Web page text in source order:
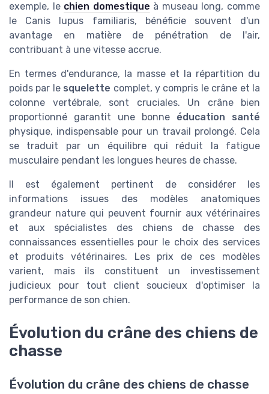
exemple, le chien domestique à museau long, comme
le Canis lupus familiaris, bénéficie souvent d'un
avantage en matière de pénétration de l'air,
contribuant à une vitesse accrue.
En termes d'endurance, la masse et la répartition du
poids par le squelette complet, y compris le crâne et la
colonne vertébrale, sont cruciales. Un crâne bien
proportionné garantit une bonne éducation santé
physique, indispensable pour un travail prolongé. Cela
se traduit par un équilibre qui réduit la fatigue
musculaire pendant les longues heures de chasse.
Il est également pertinent de considérer les
informations issues des modèles anatomiques
grandeur nature qui peuvent fournir aux vétérinaires
et aux spécialistes des chiens de chasse des
connaissances essentielles pour le choix des services
et produits vétérinaires. Les prix de ces modèles
varient, mais ils constituent un investissement
judicieux pour tout client soucieux d'optimiser la
performance de son chien.
Évolution du crâne des chiens de
chasse
Évolution du crâne des chiens de chasse